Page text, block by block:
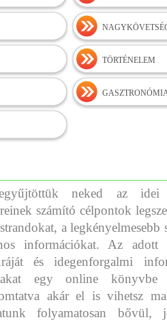
TÖRTÉNELEM
neked az idei
számító célpontok
a legkényelmesebb
információkat. Az adott
és idegenforgalmi
egy online könyvbe
akár el is vihetsz
folyamatosan bővül,